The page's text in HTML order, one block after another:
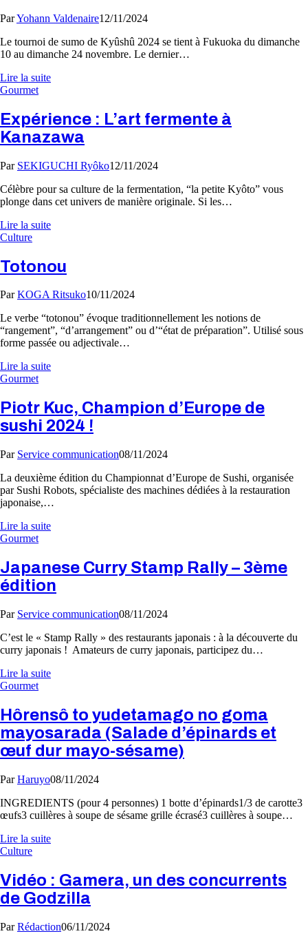
ParYohann Valdenaire12/11/2024
Le tournoi de sumo de Kyûshû 2024 se tient à Fukuoka du dimanche
10 au dimanche 24 novembre. Le dernier…
Lire la suite
Gourmet
Expérience : L’art fermente à
Kanazawa
Par SEKIGUCHI Ryôko12/11/2024
Célèbre pour sa culture de la fermentation, “la petite Kyôto” vous
plonge dans cet univers de manière originale. Si les…
Lire la suite
Culture
Totonou
Par KOGA Ritsuko10/11/2024
Le verbe “totonou” évoque traditionnellement les notions de
“rangement”, “d’arrangement” ou d’“état de préparation”. Utilisé sous
forme passée ou adjectivale…
Lire la suite
Gourmet
Piotr Kuc, Champion d’Europe de
sushi 2024 !
Par Service communication08/11/2024
La deuxième édition du Championnat d’Europe de Sushi, organisée
par Sushi Robots, spécialiste des machines dédiées à la restauration
japonaise,…
Lire la suite
Gourmet
Japanese Curry Stamp Rally – 3ème
édition
Par Service communication08/11/2024
C’est le « Stamp Rally » des restaurants japonais : à la découverte du
curry japonais ! Amateurs de curry japonais, participez du…
Lire la suite
Gourmet
Hôrensô to yudetamago no goma
mayosarada (Salade d’épinards et
œuf dur mayo-sésame)
Par Haruyo08/11/2024
INGREDIENTS (pour 4 personnes) 1 botte d’épinards1/3 de carotte3
œufs3 cuillères à soupe de sésame grille écrasé3 cuillères à soupe…
Lire la suite
Culture
Vidéo : Gamera, un des concurrents
de Godzilla
Par Rédaction06/11/2024